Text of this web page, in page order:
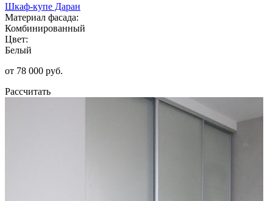
Шкаф-купе Даран
Материал фасада:
Комбинированный
Цвет:
Белый
от 78 000 руб.
Рассчитать